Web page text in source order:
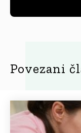
Povezani